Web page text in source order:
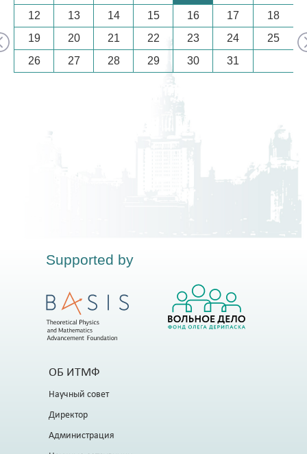
12
13 14 15 16 17
18
19
20 21 22 23 24
25
26
27 28 29 30 31
Supported by
ОБ ИТМФ
Научный совет
Директор
Администрация